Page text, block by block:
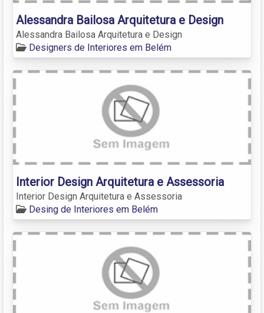
Alessandra Bailosa Arquitetura e Design
Alessandra Bailosa Arquitetura e Design
Designers de Interiores em Belém
Interior Design Arquitetura e Assessoria
Interior Design Arquitetura e Assessoria
Desing de Interiores em Belém